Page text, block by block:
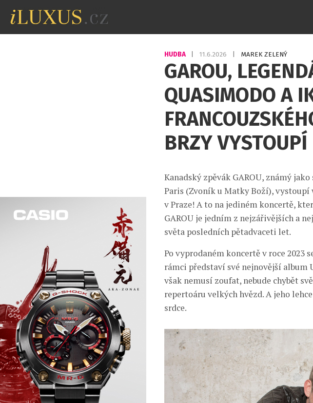
HUDBA 11.6.2026 MAREK ZELENÝ
GAROU,
QUASIMODO A
BRZY VYSTOUPÍ
Kanadský zpěvák GAROU, známý
Paris (Zvoník u Matky Boží), vystoupí
v Praze! A to na jediném koncertě,
GAROU je jedním z nejzářivějších a
světa posledních pětadvaceti let.
Po vyprodaném koncertě v roce 2023
rámci představí své nejnovější album
však nemusí zoufat, nebude chybět
repertoáru velkých hvězd. A jeho
srdce.